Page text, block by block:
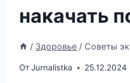
накачать
/ Здоровье / Советы
ОтJurnalistka 25.12.2024